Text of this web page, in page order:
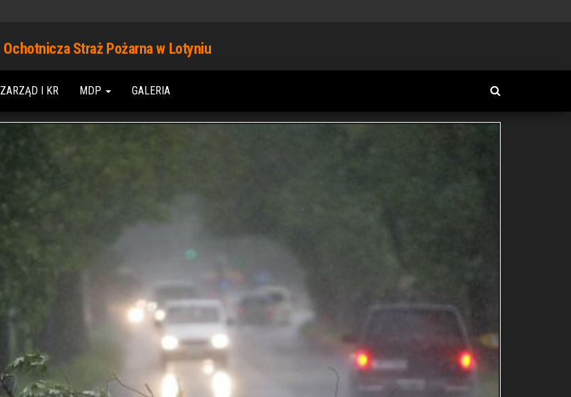
Ochotnicza Straż Pożarna w Lotyniu
ZARZĄD I KR MDP GALERIA